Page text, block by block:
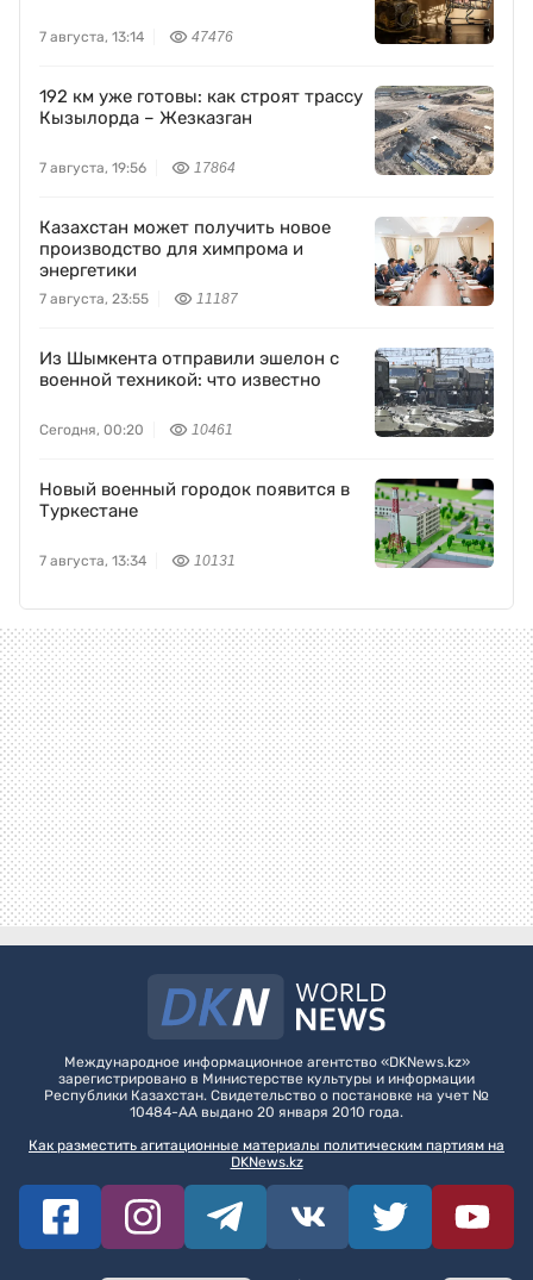
7 августа, 13:14 47476
192 км уже готовы: как строят трассу
Кызылорда – Жезказган
7 августа, 19:56 17864
Казахстан может получить новое
производство для химпрома и
энергетики
7 августа, 23:55 11187
Из Шымкента отправили эшелон с
военной техникой: что известно
Сегодня, 00:20 10461
Новый военный городок появится в
Туркестане
7 августа, 13:34 10131
Международное информационное агентство «DKNews.kz»
зарегистрировано в Министерстве культуры и информации
Республики Казахстан. Свидетельство о постановке на учет №
10484-АА выдано 20 января 2010 года.
Как разместить агитационные материалы политическим партиям на
DKNews.kz